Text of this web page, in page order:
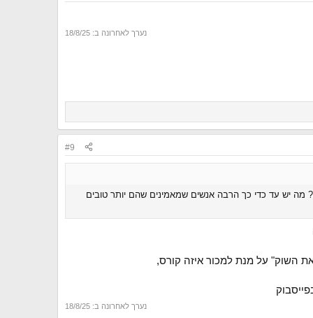
נערך לאחרונה ב: 18/8/25
#9
מה יש עד כדי כך הרבה אנשים שמאמינים שהם יותר טובים
השוק" על מנת למכור איזה קורס,
נערך לאחרונה ב: 18/8/25